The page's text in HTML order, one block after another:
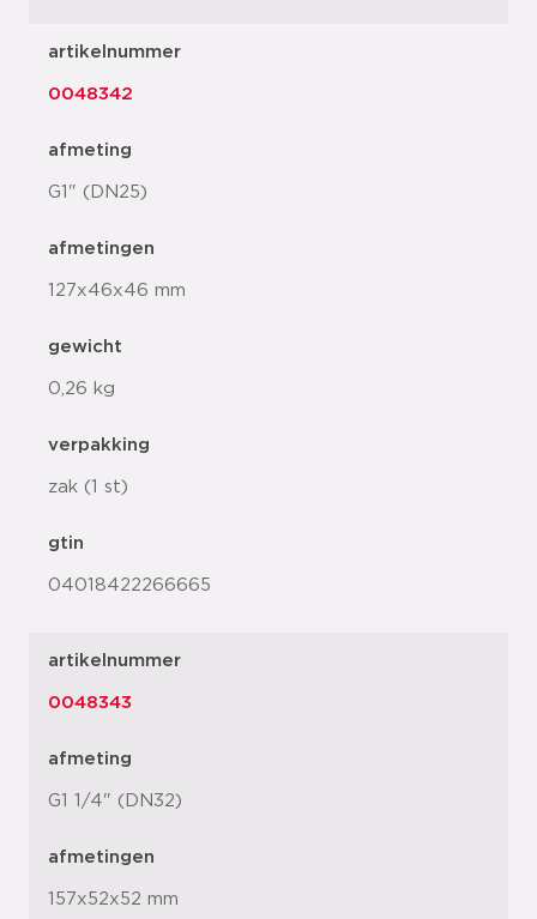
artikelnummer
0048342
afmeting
G1" (DN25)
afmetingen
127x46x46 mm
gewicht
0,26 kg
verpakking
zak (1 st)
gtin
04018422266665
artikelnummer
0048343
afmeting
G1 1/4" (DN32)
afmetingen
157x52x52 mm